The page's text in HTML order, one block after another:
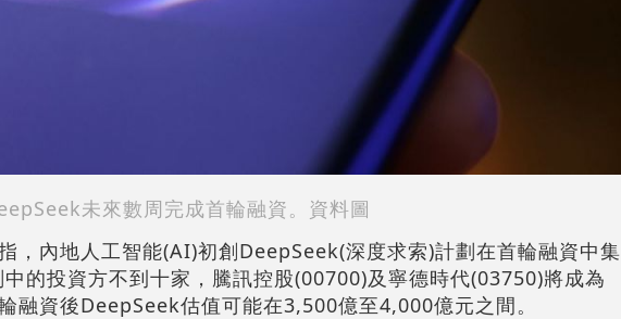
未來數周完成首輪融資。資料圖
，內地人工智能(AI)初創DeepSeek(深度求索)計劃在首輪融資中集
的投資方不到十家，騰訊控股(00700)及寧德時代(03750)將成為
融資後DeepSeek估值可能在3,500億至4,000億元之間。